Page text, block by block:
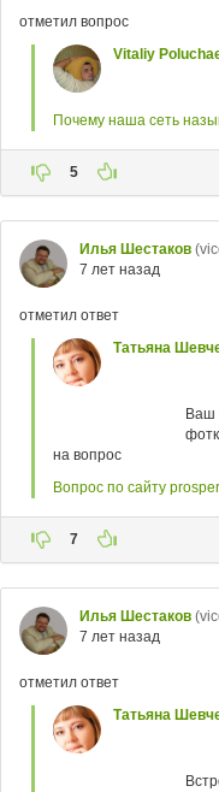
отметил вопрос
Vitaliy
Почему наша сеть
5
Илья Шестаков
7 лет назад
отметил ответ
Татьяна
Ваш
на вопрос
Вопрос по сайту
7
Илья Шестаков
7 лет назад
отметил ответ
Татьяна